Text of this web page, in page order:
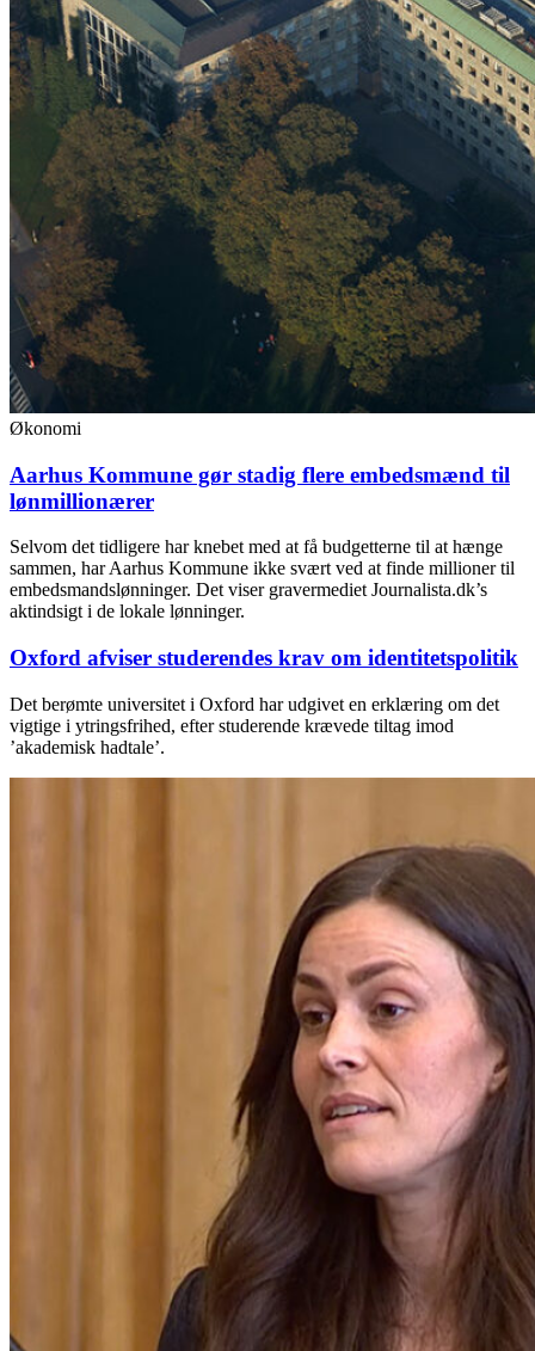
Økonomi
Aarhus Kommune gør stadig flere embedsmænd til
lønmillionærer
Selvom det tidligere har knebet med at få budgetterne til at hænge
sammen, har Aarhus Kommune ikke svært ved at finde millioner til
embedsmandslønninger. Det viser gravermediet Journalista.dk’s
aktindsigt i de lokale lønninger.
Oxford afviser studerendes krav om identitetspolitik
Det berømte universitet i Oxford har udgivet en erklæring om det
vigtige i ytringsfrihed, efter studerende krævede tiltag imod
’akademisk hadtale’.